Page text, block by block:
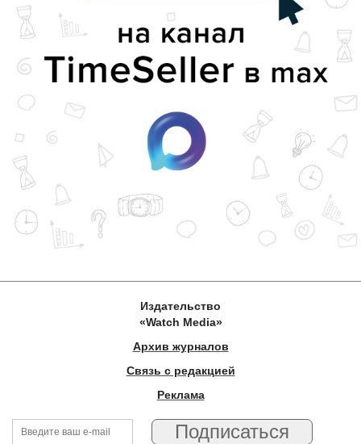
Издательство
«Watch Media»
Архив журналов
Связь с редакцией
Реклама